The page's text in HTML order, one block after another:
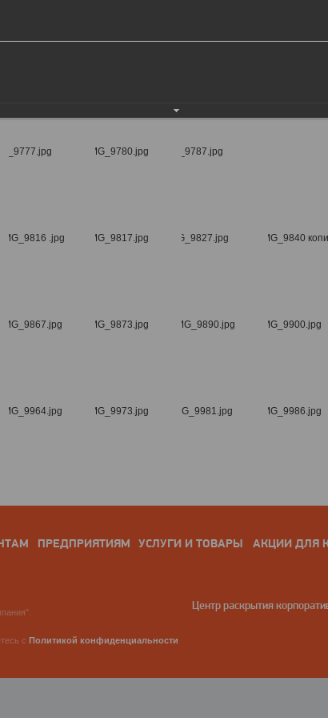
ПРЕДПРИЯТИЯМ УСЛУГИ И ТОВАРЫ АКЦИИ ДЛЯ
Центр раскрытия
с Политикой конфиденциальности